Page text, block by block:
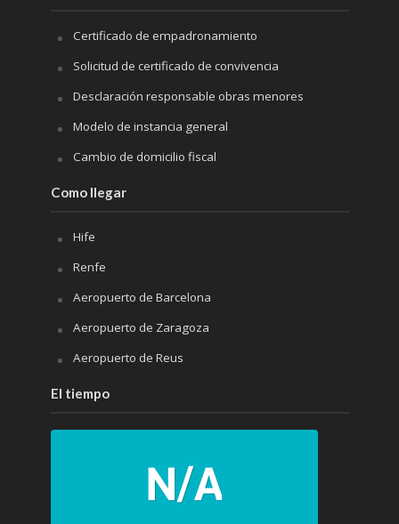
Certificado de empadronamiento
Solicitud de certificado de convivencia
Desclaración responsable obras menores
Modelo de instancia general
Cambio de domicilio fiscal
Como llegar
Hife
Renfe
Aeropuerto de Barcelona
Aeropuerto de Zaragoza
Aeropuerto de Reus
El tiempo